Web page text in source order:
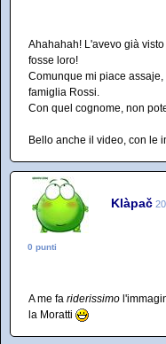
Ahahahah! L'avevo già
fosse loro!
Comunque mi piace
famiglia Rossi.
Con quel cognome, non
Bello anche il video, con le
Klàpač
0 punti
A me fa riderissimo
la Moratti